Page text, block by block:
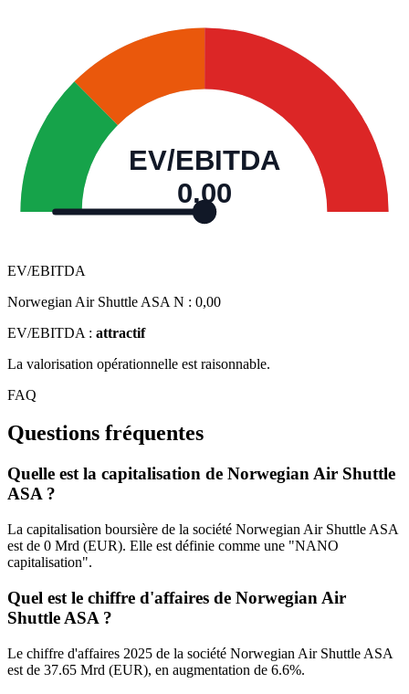
EV/EBITDA
0,00
EV/EBITDA
Norwegian Air Shuttle ASA N : 0,00
EV/EBITDA : attractif
La valorisation opérationnelle est raisonnable.
FAQ
Questions fréquentes
Quelle est la capitalisation de Norwegian Air Shuttle
ASA ?
La capitalisation boursière de la société Norwegian Air Shuttle ASA
est de 0 Mrd (EUR). Elle est définie comme une "NANO
capitalisation".
Quel est le chiffre d'affaires de Norwegian Air
Shuttle ASA ?
Le chiffre d'affaires 2025 de la société Norwegian Air Shuttle ASA
est de 37.65 Mrd (EUR), en augmentation de 6.6%.